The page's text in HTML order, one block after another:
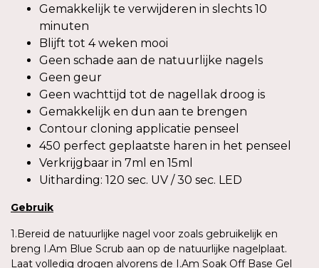
Gemakkelijk te verwijderen in slechts 10
minuten
Blijft tot 4 weken mooi
Geen schade aan de natuurlijke nagels
Geen geur
Geen wachttijd tot de nagellak droog is
Gemakkelijk en dun aan te brengen
Contour cloning applicatie penseel
450 perfect geplaatste haren in het penseel
Verkrijgbaar in 7ml en 15ml
Uitharding: 120 sec. UV / 30 sec. LED
Gebruik
1.Bereid de natuurlijke nagel voor zoals gebruikelijk en
breng I.Am Blue Scrub aan op de natuurlijke nagelplaat.
Laat volledig drogen alvorens de I.Am Soak Off Base Gel